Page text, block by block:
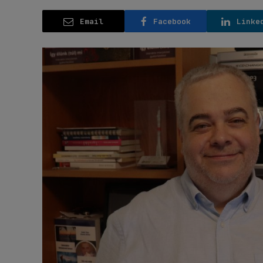
Email Facebook